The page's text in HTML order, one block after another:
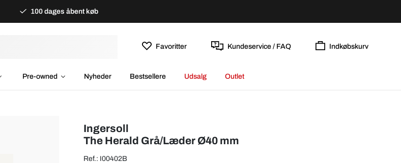
100 dages åbent køb
Favoritter Kundeservice / FAQ Indkøbskurv
Pre-owned Nyheder Bestsellere Udsalg Outlet
Ingersoll
The Herald Grå/Læder Ø40 mm
Ref.: I00402B